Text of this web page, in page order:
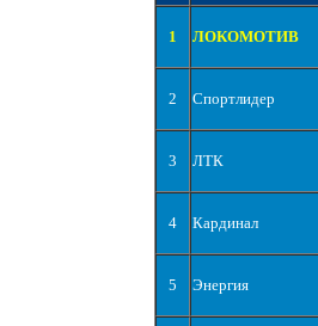
1 ЛОКОМОТИВ
2 Спортлидер
3 ЛТК
4 Кардинал
5 Энергия